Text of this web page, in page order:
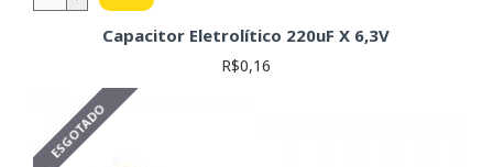
Capacitor Eletrolítico 220uF X 6,3V
R$0,16
ESGOTADO